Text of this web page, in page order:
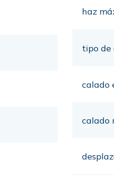
haz
tipo de
calado
calado